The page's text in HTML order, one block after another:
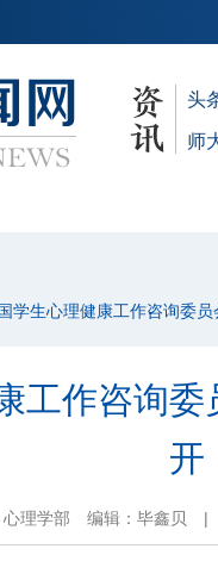
头
师
学生心理健康工作咨询委
工作咨询
开
理学部 编辑：毕鑫贝 |